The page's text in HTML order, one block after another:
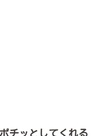
チッとしてくれる